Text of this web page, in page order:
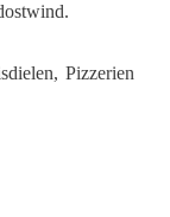
Pizzerien